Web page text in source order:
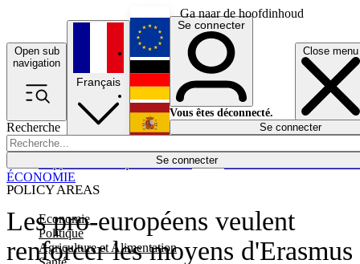
Ga naar de hoofdinhoud
Open sub
navigation
Close menu
Recherche
Se connecter
POLICY AREAS
Economie
Politique
Agriculture et Alimentation
Économie
Français
English
Deutsch
Español
Se connecter
Vous êtes déconnecté.
Se connecter
Les pro-européens veulent
renforcer les moyens d'Erasmus
ÉCONOMIE